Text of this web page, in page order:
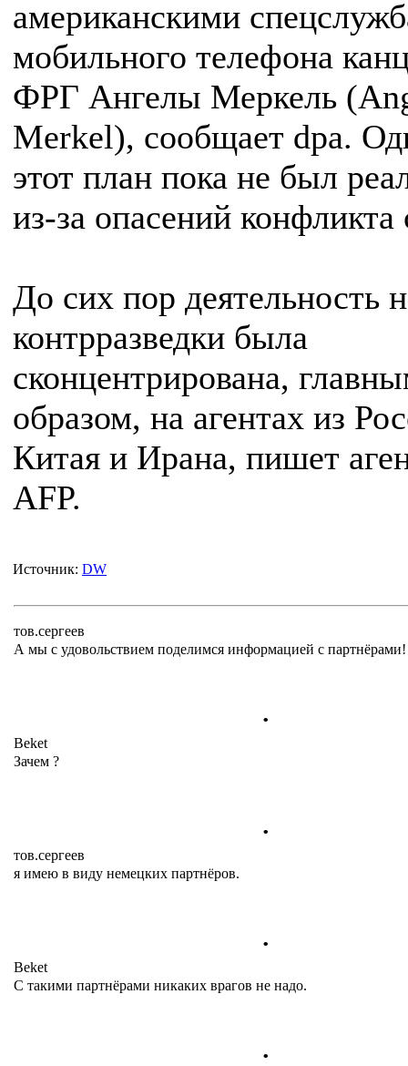
американскими
мобильного телефона
ФРГ Ангелы Меркель
Merkel), сообщает dpa.
этот план пока не был
из-за опасений
До сих пор деятельность
контрразведки была
сконцентрирована,
образом, на агентах из
Китая и Ирана, пишет
AFP.
Источник: DW
тов.сергеев
А мы с удовольствием поделимся информацией с партнёрами!
.
Beket
Зачем ?
.
тов.сергеев
я имею в виду немецких партнёров.
.
Beket
С такими партнёрами никаких врагов не надо.
.